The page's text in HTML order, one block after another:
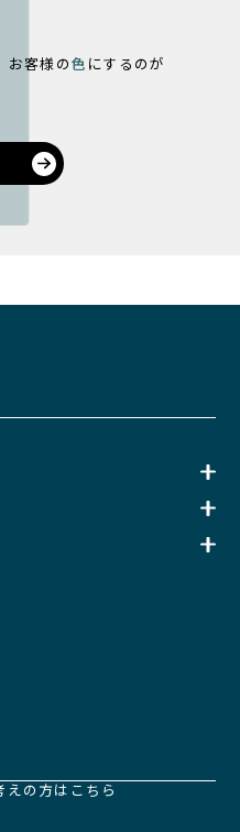
お客様の 色 にするのが
えの方はこちら